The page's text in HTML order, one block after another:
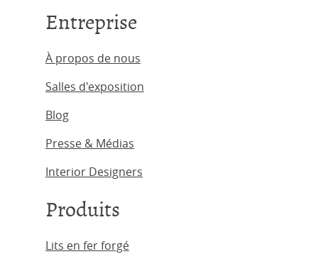
Entreprise
À propos de nous
Salles d'exposition
Blog
Presse & Médias
Interior Designers
Produits
Lits en fer forgé